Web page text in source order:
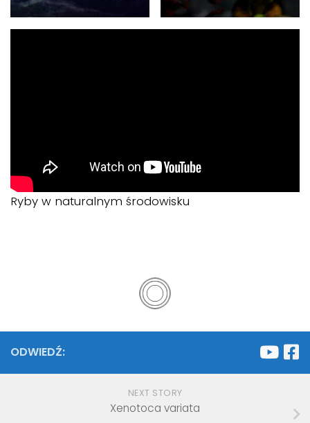
Ryby w naturalnym środowisku
ODWIEDŹ:
NEXT STORY
Xenotoca variata